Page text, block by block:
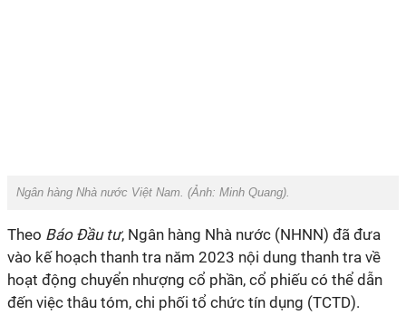
Ngân hàng Nhà nước Việt Nam. (Ảnh: Minh Quang).
Theo Báo Đầu tư, Ngân hàng Nhà nước (NHNN) đã đưa
vào kế hoạch thanh tra năm 2023 nội dung thanh tra về
hoạt động chuyển nhượng cổ phần, cổ phiếu có thể dẫn
đến việc thâu tóm, chi phối tổ chức tín dụng (TCTD).